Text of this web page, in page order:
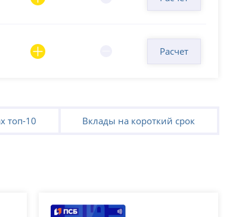
Расчет
топ-10 Вклады на короткий срок